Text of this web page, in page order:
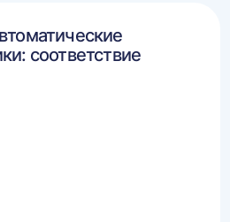
соответствие